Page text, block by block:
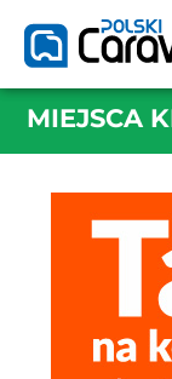
MIEJSCA